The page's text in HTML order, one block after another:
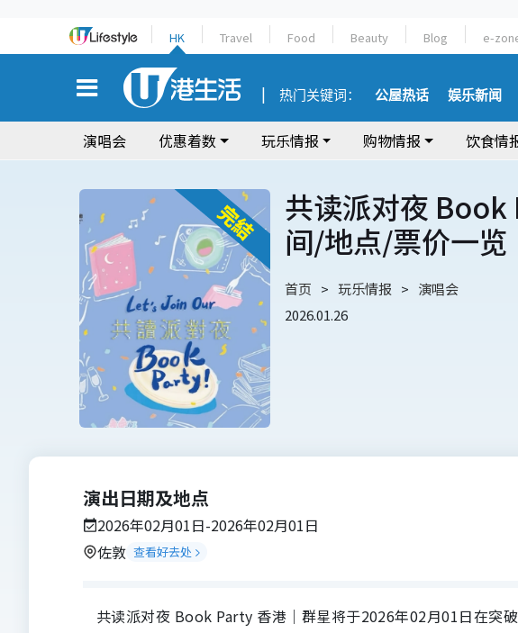
HK Travel Food Beauty Blog e-
热门关键词： 公屋热话 娱乐新闻
演唱会 优惠着数 玩乐情报 购物情报 饮食情
共读派对夜
间/地点/票价一览
首页 玩乐情报
演唱会
2026.01.26
演出日期及地点
2026年02月01日-2026年02月01日
佐敦 查看好去处
共读派对夜 Book Party 香港｜群星将于2026年02月01日在